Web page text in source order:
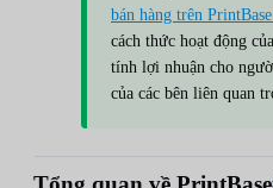
bán hàng trên
cách thức hoạt động
tính lợi nhuận cho
của các bên liên quan